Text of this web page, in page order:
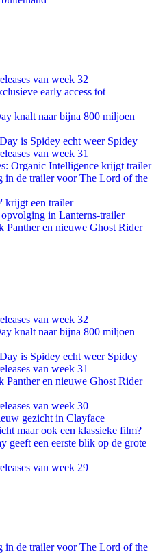
van week 32
early access tot
knalt naar bijna 800 miljoen
is Spidey echt weer Spidey
van week 31
Organic Intelligence krijgt trailer
in de trailer voor The Lord of the
krijgt een trailer
in Lanterns-trailer
Panther en nieuwe Ghost Rider
van week 32
knalt naar bijna 800 miljoen
is Spidey echt weer Spidey
van week 31
Panther en nieuwe Ghost Rider
van week 30
gezicht in Clayface
maar ook een klassieke film?
geeft een eerste blik op de grote
van week 29
in de trailer voor The Lord of the